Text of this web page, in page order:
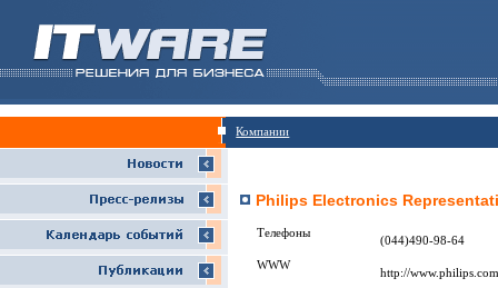
Компании
Philips Electronics
Телефоны
(044)490-98-64
WWW
http://www.philips.com